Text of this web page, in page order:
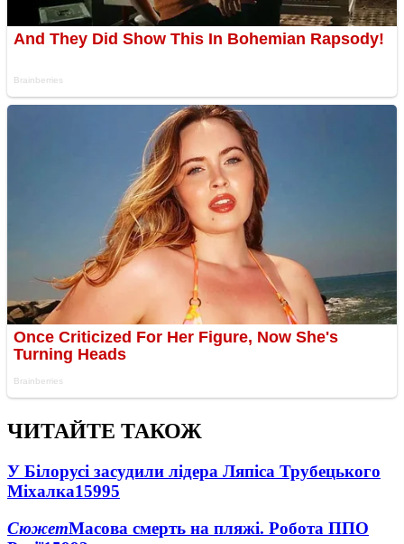
ЧИТАЙТЕ ТАКОЖ
У Білорусі засудили лідера Ляпіса Трубецького
Міхалка15995
СюжетМасова смерть на пляжі. Робота ППО